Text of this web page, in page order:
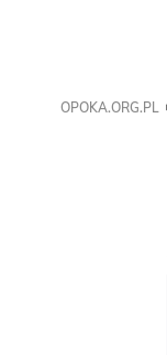
OPOKA.ORG.PL